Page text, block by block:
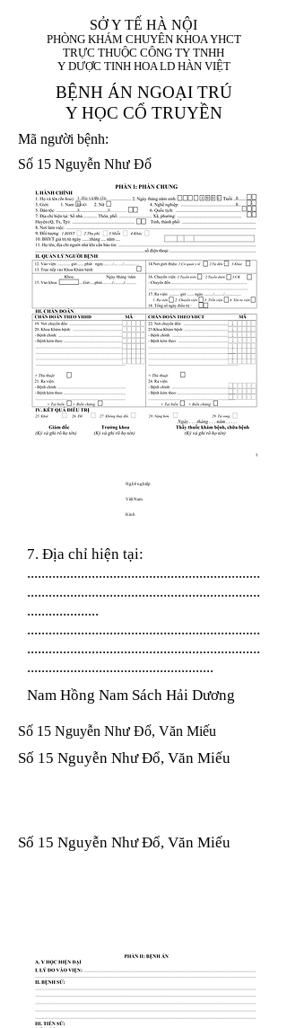
SỞ Y TẾ HÀ NỘI
PHÒNG KHÁM CHUYÊN KHOA YHCT
TRỰC THUỘC CÔNG TY TNHH
Y DƯỢC TINH HOA LD HÀN VIỆT
BỆNH ÁN NGOẠI TRÚ
Y HỌC CỔ TRUYỀN
Mã người bệnh:
Số 15 Nguyễn Như Đổ
1. Họ và tên (In
hoa):
1 9 9 5
8
8
X
X
Nghề nghiệp
Việt Nam
Kinh
7. Địa chỉ hiện tại:
.................................................................
.................................................................
....................
.................................................................
.................................................................
....................................................
Nam Hồng Nam Sách Hải Dương
Số 15 Nguyễn Như Đổ, Văn Miếu
Số 15 Nguyễn Như Đổ, Văn Miếu
Số 15 Nguyễn Như Đổ, Văn Miếu